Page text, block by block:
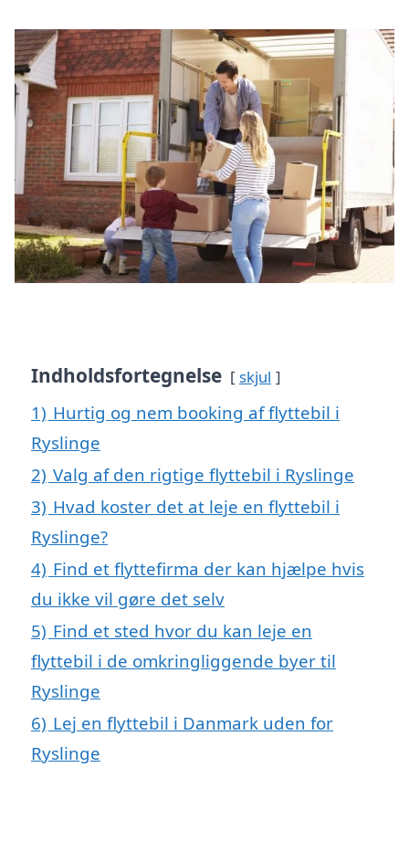
Indholdsfortegnelse skjul
1) Hurtig og nem booking af flyttebil i
Ryslinge
2) Valg af den rigtige flyttebil i Ryslinge
3) Hvad koster det at leje en flyttebil i
Ryslinge?
4) Find et flyttefirma der kan hjælpe hvis
du ikke vil gøre det selv
5) Find et sted hvor du kan leje en
flyttebil i de omkringliggende byer til
Ryslinge
6) Lej en flyttebil i Danmark uden for
Ryslinge